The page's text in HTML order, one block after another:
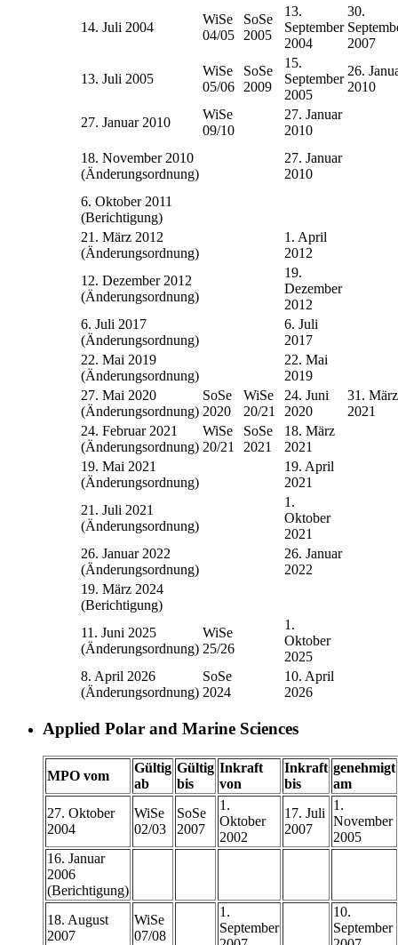
14. Juli 2004
WiSe
04/05
SoSe
2005
13.
September
2004
30.
2007
13. Juli 2005
WiSe
05/06
SoSe
2009
15.
September
2005
26.
2010
27. Januar 2010
WiSe
09/10
27. Januar
2010
18. November 2010
(Änderungsordnung)
27. Januar
2010
6. Oktober 2011
(Berichtigung)
21. März 2012
(Änderungsordnung)
1. April
2012
12. Dezember 2012
(Änderungsordnung)
19.
Dezember
2012
6. Juli 2017
(Änderungsordnung)
6. Juli
2017
22. Mai 2019
(Änderungsordnung)
22. Mai
2019
27. Mai 2020
(Änderungsordnung)
SoSe
2020
WiSe
20/21
24. Juni
2020
31. März
2021
24. Februar 2021
(Änderungsordnung)
WiSe
20/21
SoSe
2021
18. März
2021
19. Mai 2021
(Änderungsordnung)
19. April
2021
21. Juli 2021
(Änderungsordnung)
1.
Oktober
2021
26. Januar 2022
(Änderungsordnung)
26. Januar
2022
19. März 2024
(Berichtigung)
11. Juni 2025
(Änderungsordnung)
WiSe
25/26
1.
Oktober
2025
8. April 2026
(Änderungsordnung)
SoSe
2024
10. April
2026
Applied Polar and Marine Sciences
MPO vom
Gültig
ab
Gültig
bis
Inkraft
von
Inkraft
bis
genehmigt
am
27. Oktober
2004
WiSe
02/03
SoSe
2007
1.
Oktober
2002
17. Juli
2007
1.
November
2005
16. Januar
2006
(Berichtigung)
18. August
2007
WiSe
07/08
1.
September
10.
September